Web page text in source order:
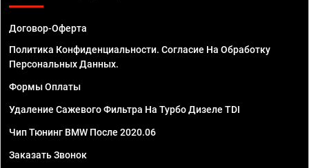
Договор-Оферта
Политика Конфиденциальности. Согласие На Обработку
Персональных Данных.
Формы Оплаты
Удаление Сажевого Фильтра На Турбо Дизеле TDI
Чип Тюнинг BMW После 2020.06
Заказать Звонок